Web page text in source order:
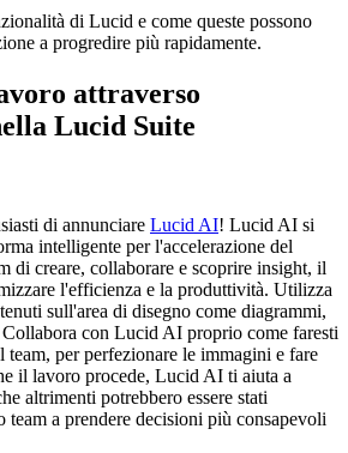
di Lucid e come queste possono
a progredire più rapidamente.
attraverso
Lucid Suite
di annunciare Lucid AI! Lucid AI si
intelligente per l'accelerazione del
di creare, collaborare e scoprire insight, il
l'efficienza e la produttività. Utilizza
sull'area di disegno come diagrammi,
con Lucid AI proprio come faresti
team, per perfezionare le immagini e fare
il lavoro procede, Lucid AI ti aiuta a
altrimenti potrebbero essere stati
team a prendere decisioni più consapevoli